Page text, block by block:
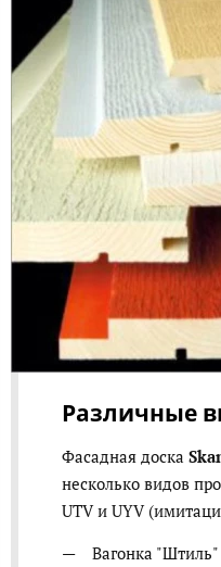
Различные
Фасадная доска
несколько видов
UTV и UYV
Вагонка "Штиль"